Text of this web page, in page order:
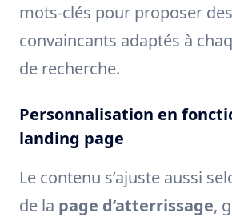
mots-clés pour proposer
convaincants adaptés à
de recherche.
Personnalisation en
landing page
Le contenu s’ajuste aussi
de la page d’atterrissage,